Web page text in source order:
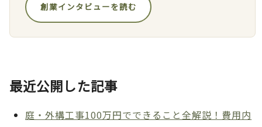
創業インタビューを読む
最近公開した記事
庭・外構工事100万円でできること全解説！費用内